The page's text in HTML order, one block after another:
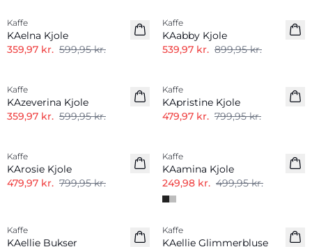
Kaffe
KAelna Kjole
359,97 kr. 599,95 kr.
Kaffe
KAabby Kjole
539,97 kr. 899,95 kr.
Kaffe
KAzeverina Kjole
359,97 kr. 599,95 kr.
Kaffe
KApristine Kjole
479,97 kr. 799,95 kr.
Kaffe
KArosie Kjole
479,97 kr. 799,95 kr.
Kaffe
KAamina Kjole
249,98 kr. 499,95 kr.
Kaffe
KAellie Bukser
-50%
Kaffe
KAellie Glimmerbluse